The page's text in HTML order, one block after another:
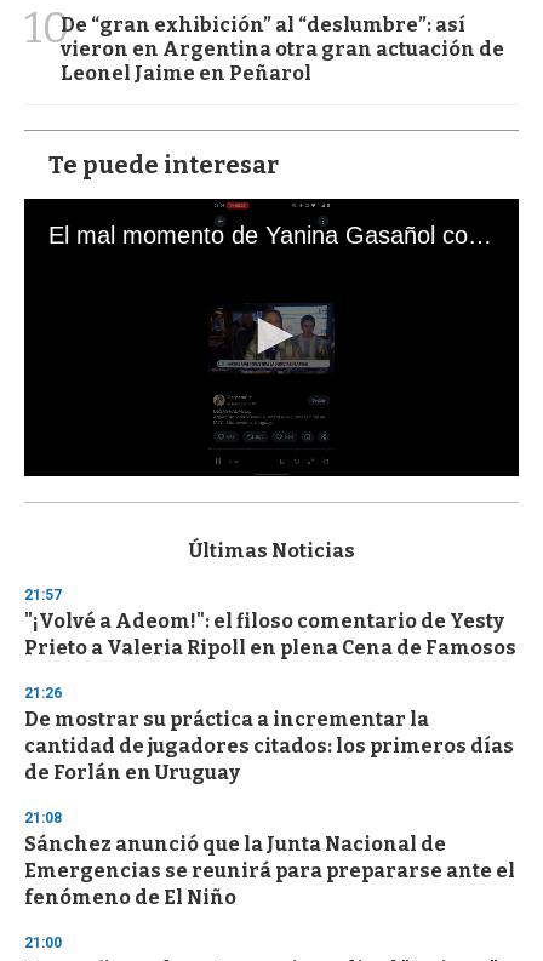
10De “gran exhibición” al “deslumbre”: así
vieron en Argentina otra gran actuación de
Leonel Jaime en Peñarol
Te puede interesar
El mal momento de Yanina Gasañol con un hincha argentino en "Subrayado"
s
d
s
o
f
3
s
c
o
d
s
Últimas Noticias
21:57
"¡Volvé a Adeom!": el filoso comentario de Yesty
Prieto a Valeria Ripoll en plena Cena de Famosos
21:26
De mostrar su práctica a incrementar la
cantidad de jugadores citados: los primeros días
de Forlán en Uruguay
21:08
Sánchez anunció que la Junta Nacional de
Emergencias se reunirá para prepararse ante el
fenómeno de El Niño
21:00